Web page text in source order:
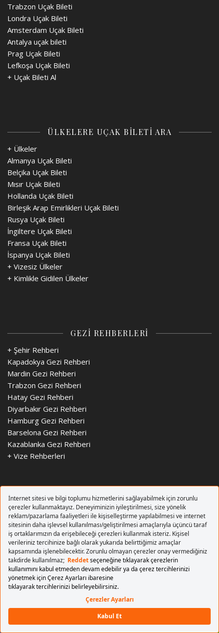
Trabzon Uçak Bileti
Londra Uçak Bileti
Amsterdam Uçak Bileti
Antalya uçak bileti
Prag Uçak Bileti
Lefkoşa Uçak Bileti
+ Uçak Bileti Al
ÜLKELERE UÇAK BİLETİ ARA
+ Ülkeler
Almanya Uçak Bileti
Belçika Uçak Bileti
Mısır Uçak Bileti
Hollanda Uçak Bileti
Birleşik Arap Emirlikleri Uçak Bileti
Rusya Uçak Bileti
İngiltere Uçak Bileti
Fransa Uçak Bileti
İspanya Uçak Bileti
+ Vizesiz Ülkeler
+ Kimlikle Gidilen Ülkeler
GEZİ REHBERLERİ
+ Şehir Rehberi
Kapadokya Gezi Rehberi
Mardin Gezi Rehberi
Trabzon Gezi Rehberi
Hatay Gezi Rehberi
Diyarbakır Gezi Rehberi
Hamburg Gezi Rehberi
Barselona Gezi Rehberi
Kazablanka Gezi Rehberi
+ Vize Rehberleri
HAVALİMANLARI
+ Havalimanları
Sabiha Gökçen Havalimanı
Esenboğa Havalimanı
Adnan Menderes Havalimanı
Ercan Havalimanı
Berlin Brandenburg Havalimanı
Londra Stansted Havalimanı
Barselona Uluslararası Havalimanı
Amsterdam Schiphol Havalimanı